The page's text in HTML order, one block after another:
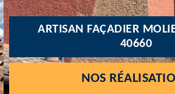
ARTISAN FAÇADIER
40660
NOS